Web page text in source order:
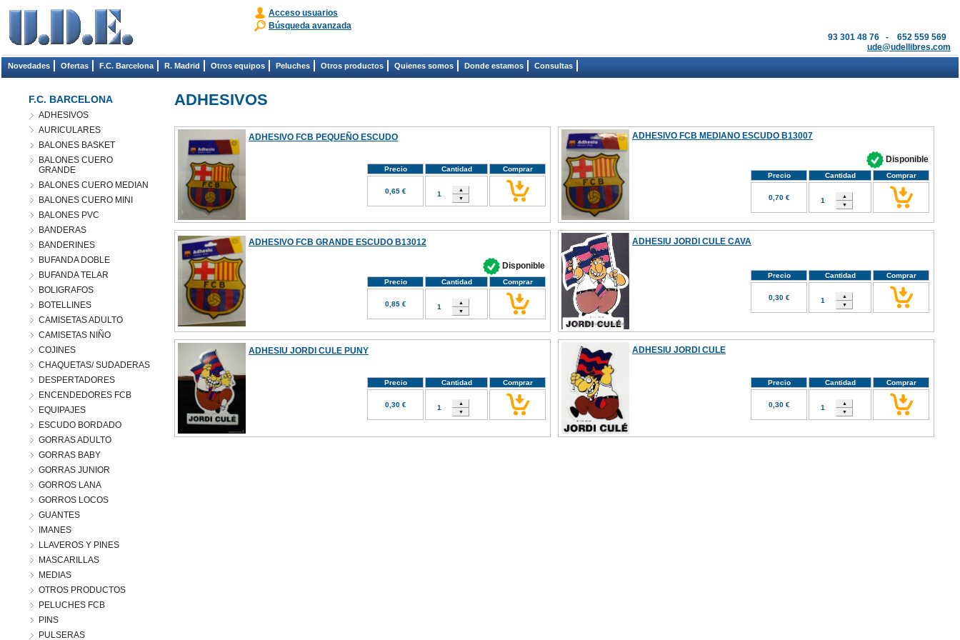
Acceso usuarios
Búsqueda avanzada
93 301 48 76 - 652 559 569
ude@udellibres.com
Novedades Ofertas F.C. Barcelona R. Madrid Otros equipos Peluches Otros productos Quienes somos Donde estamos Consultas
F.C. BARCELONA
ADHESIVOS
AURICULARES
BALONES BASKET
BALONES CUERO
GRANDE
BALONES CUERO MEDIAN
BALONES CUERO MINI
BALONES PVC
BANDERAS
BANDERINES
BUFANDA DOBLE
BUFANDA TELAR
BOLIGRAFOS
BOTELLINES
CAMISETAS ADULTO
CAMISETAS NIÑO
COJINES
CHAQUETAS/ SUDADERAS
DESPERTADORES
ENCENDEDORES FCB
EQUIPAJES
ESCUDO BORDADO
GORRAS ADULTO
GORRAS BABY
GORRAS JUNIOR
GORROS LANA
GORROS LOCOS
GUANTES
IMANES
LLAVEROS Y PINES
MASCARILLAS
MEDIAS
OTROS PRODUCTOS
PELUCHES FCB
PINS
PULSERAS
ADHESIVOS
ADHESIVO FCB PEQUEÑO ESCUDO
Precio Cantidad Comprar
0,65 €
ADHESIVO FCB MEDIANO ESCUDO B13007
Disponible
Precio Cantidad Comprar
0,70 €
ADHESIVO FCB GRANDE ESCUDO B13012
Disponible
Precio Cantidad Comprar
0,85 €
ADHESIU JORDI CULE CAVA
Precio Cantidad Comprar
0,30 €
ADHESIU JORDI CULE PUNY
Precio Cantidad Comprar
0,30 €
ADHESIU JORDI CULE
Precio Cantidad Comprar
0,30 €